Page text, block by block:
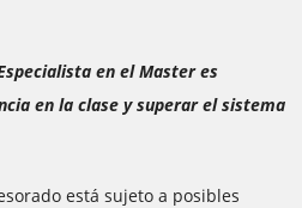
en el Master es
en la clase y superar el sistema
está sujeto a posibles